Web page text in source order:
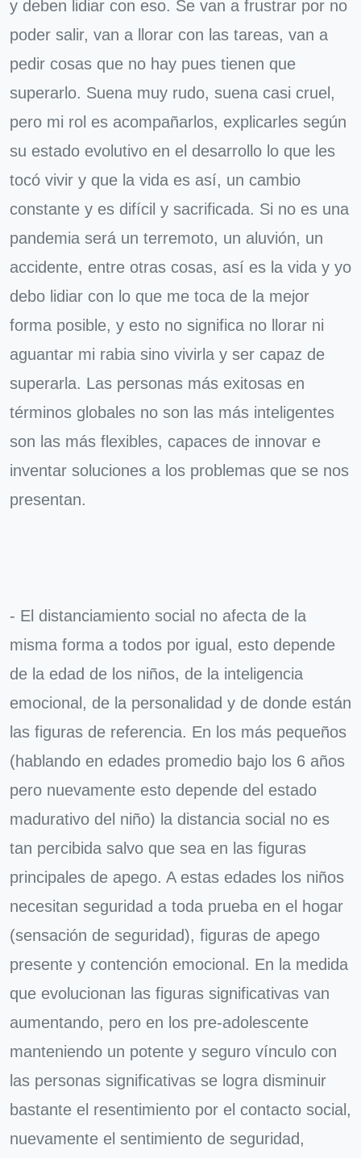
y deben lidiar con eso. Se van a frustrar por no
poder salir, van a llorar con las tareas, van a
pedir cosas que no hay pues tienen que
superarlo. Suena muy rudo, suena casi cruel,
pero mi rol es acompañarlos, explicarles según
su estado evolutivo en el desarrollo lo que les
tocó vivir y que la vida es así, un cambio
constante y es difícil y sacrificada. Si no es una
pandemia será un terremoto, un aluvión, un
accidente, entre otras cosas, así es la vida y yo
debo lidiar con lo que me toca de la mejor
forma posible, y esto no significa no llorar ni
aguantar mi rabia sino vivirla y ser capaz de
superarla. Las personas más exitosas en
términos globales no son las más inteligentes
son las más flexibles, capaces de innovar e
inventar soluciones a los problemas que se nos
presentan.
- El distanciamiento social no afecta de la
misma forma a todos por igual, esto depende
de la edad de los niños, de la inteligencia
emocional, de la personalidad y de donde están
las figuras de referencia. En los más pequeños
(hablando en edades promedio bajo los 6 años
pero nuevamente esto depende del estado
madurativo del niño) la distancia social no es
tan percibida salvo que sea en las figuras
principales de apego. A estas edades los niños
necesitan seguridad a toda prueba en el hogar
(sensación de seguridad), figuras de apego
presente y contención emocional. En la medida
que evolucionan las figuras significativas van
aumentando, pero en los pre-adolescente
manteniendo un potente y seguro vínculo con
las personas significativas se logra disminuir
bastante el resentimiento por el contacto social,
nuevamente el sentimiento de seguridad,